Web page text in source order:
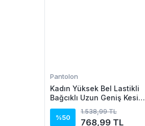
Pantolon
Kadın Yüksek Bel Lastikli
Bağcıklı Uzun Geniş Kesim
Detaylı Krinkıl Pantolon
%50
1.538,99 TL
768,99 TL